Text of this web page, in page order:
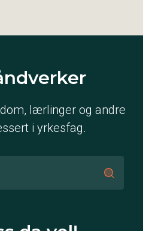
lærlinger og andre
i yrkesfag.